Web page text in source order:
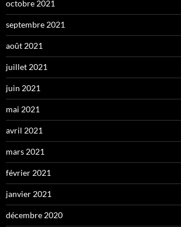
octobre 2021
septembre 2021
août 2021
juillet 2021
juin 2021
mai 2021
avril 2021
mars 2021
février 2021
janvier 2021
décembre 2020